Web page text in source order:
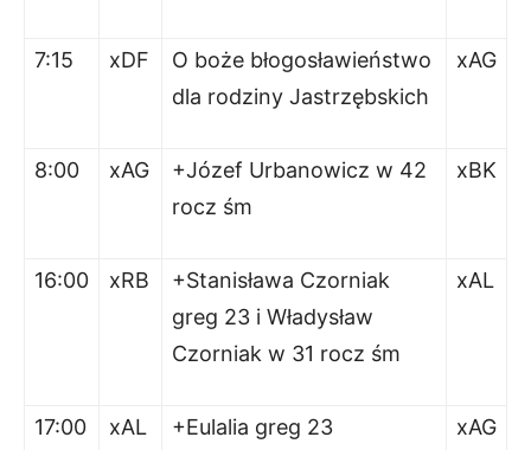
7:15 xDF
O boże błogosławieństwo
dla rodziny Jastrzębskich
xAG
8:00 xAG
+Józef Urbanowicz w 42
rocz śm
xBK
16:00 xRB
+Stanisława Czorniak
greg 23 i Władysław
Czorniak w 31 rocz śm
xAL
17:00 xAL +Eulalia greg 23 xAG